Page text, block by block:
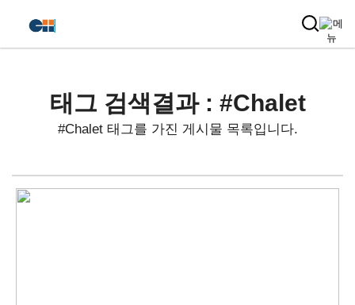
태그 검색결과 : #Chalet
#Chalet 태그를 가진 게시물 목록입니다.